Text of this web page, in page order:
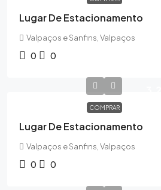
Lugar De Estacionamento
Valpaços e Sanfins, Valpaços
0 0
COMPRAR
Lugar De Estacionamento
Valpaços e Sanfins, Valpaços
0 0